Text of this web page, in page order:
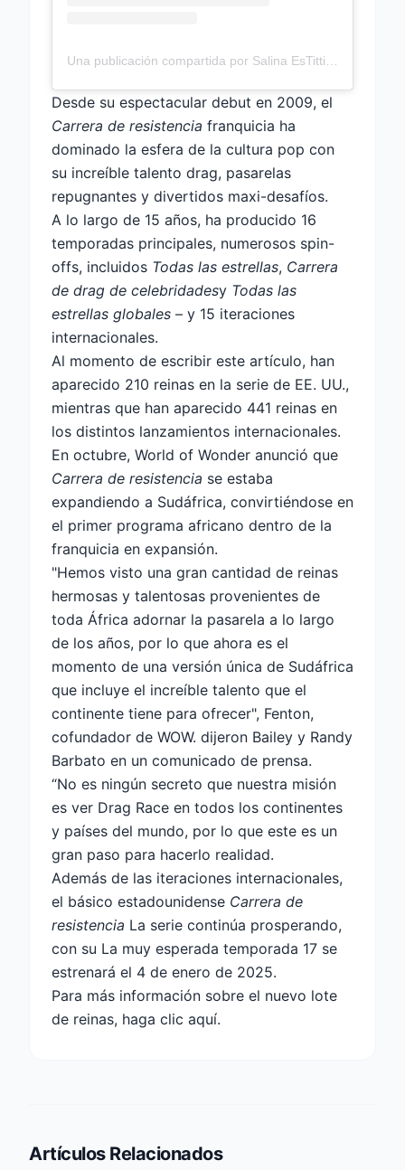
Desde su espectacular debut en 2009, el
Carrera de resistencia franquicia ha
dominado la esfera de la cultura pop con
su increíble talento drag, pasarelas
repugnantes y divertidos maxi-desafíos.
A lo largo de 15 años, ha producido 16
temporadas principales, numerosos spin-
offs, incluidos Todas las estrellas, Carrera
de drag de celebridadesy Todas las
estrellas globales – y 15 iteraciones
internacionales.
Al momento de escribir este artículo, han
aparecido 210 reinas en la serie de EE. UU.,
mientras que han aparecido 441 reinas en
los distintos lanzamientos internacionales.
En octubre, World of Wonder anunció que
Carrera de resistencia se estaba
expandiendo a Sudáfrica, convirtiéndose en
el primer programa africano dentro de la
franquicia en expansión.
"Hemos visto una gran cantidad de reinas
hermosas y talentosas provenientes de
toda África adornar la pasarela a lo largo
de los años, por lo que ahora es el
momento de una versión única de Sudáfrica
que incluye el increíble talento que el
continente tiene para ofrecer", Fenton,
cofundador de WOW. dijeron Bailey y Randy
Barbato en un comunicado de prensa.
“No es ningún secreto que nuestra misión
es ver Drag Race en todos los continentes
y países del mundo, por lo que este es un
gran paso para hacerlo realidad.
Además de las iteraciones internacionales,
el básico estadounidense Carrera de
resistencia La serie continúa prosperando,
con su La muy esperada temporada 17 se
estrenará el 4 de enero de 2025.
Para más información sobre el nuevo lote
de reinas, haga clic aquí.
Artículos Relacionados